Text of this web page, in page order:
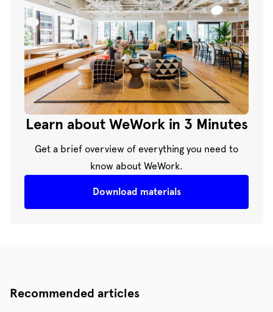
Learn about WeWork in 3 Minutes
Get a brief overview of everything you need to
know about WeWork.
Download materials
Recommended articles